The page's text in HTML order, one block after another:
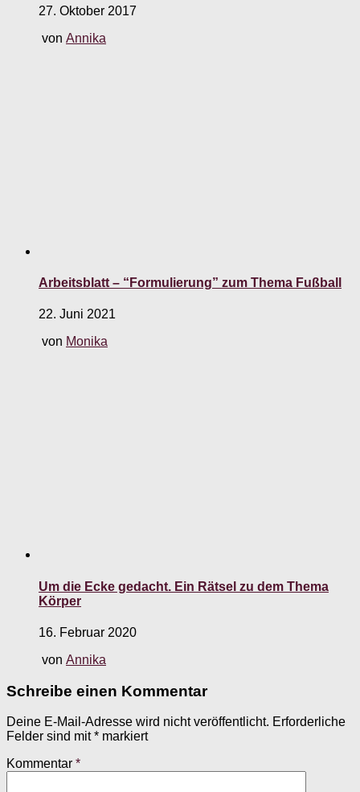
27. Oktober 2017
von Annika
Arbeitsblatt – “Formulierung” zum Thema Fußball
22. Juni 2021
von Monika
Um die Ecke gedacht. Ein Rätsel zu dem Thema
Körper
16. Februar 2020
von Annika
Schreibe einen Kommentar
Deine E-Mail-Adresse wird nicht veröffentlicht. Erforderliche
Felder sind mit* markiert
Kommentar *